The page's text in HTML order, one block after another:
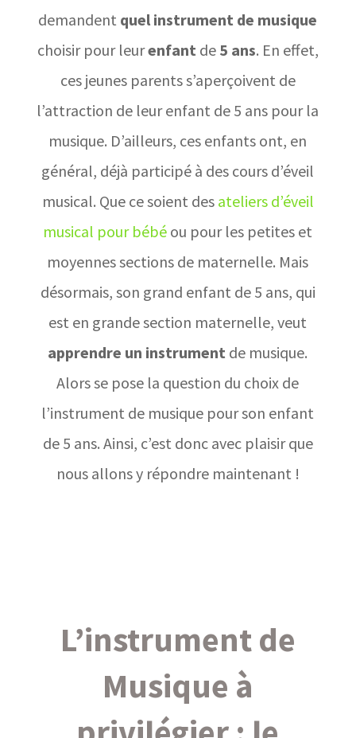
demandent quel instrument de musique
choisir pour leurenfant de 5 ans. En effet,
ces jeunes parents s’aperçoivent de
l’attraction de leur enfant de 5 ans pour la
musique. D’ailleurs, ces enfants ont, en
général, déjà participé à des cours d’éveil
musical. Que ce soient des ateliers d’éveil
musical pour bébé ou pour les petites et
moyennes sections de maternelle. Mais
désormais, son grand enfant de 5 ans, qui
est en grande section maternelle, veut
apprendre un instrument de musique.
Alors se pose la question du choix de
l’instrument de musique pour son enfant
de 5 ans. Ainsi, c’est donc avec plaisir que
nous allons y répondre maintenant !
L’instrument de
Musique à